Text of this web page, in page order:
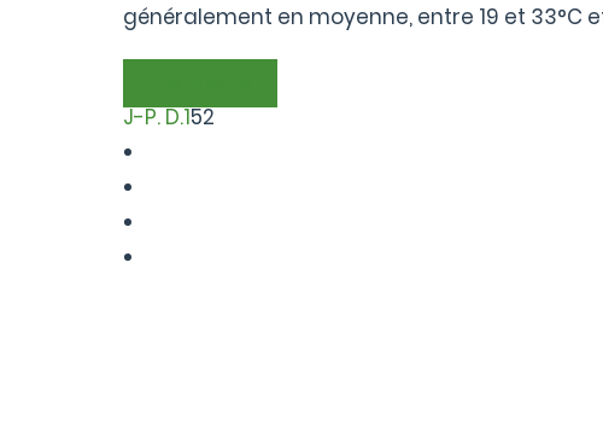
généralement en moyenne, entre 19 et 33°C
J-P. D.152